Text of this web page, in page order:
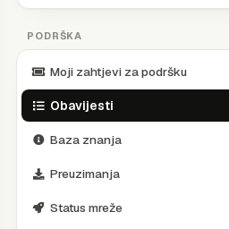
PODRŠKA
Moji zahtjevi za podršku
Obavijesti
Baza znanja
Preuzimanja
Status mreže